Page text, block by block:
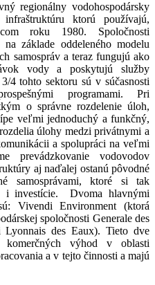
regionálny vodohospodársky
ktorú používajú,
roku 1980. Spoločnosti
základe oddeleného modelu
samospráv a teraz fungujú ako
vody a poskytujú služby
4 tohto sektoru sú v súčasnosti
programami. Pri
o správne rozdelenie úloh,
veľmi jednoduchý a funkčný,
úlohy medzi privátnymi a
a spolupráci na veľmi
prevádzkovanie vodovodov
aj naďalej ostanú pôvodné
samosprávami, ktoré si tak
i investície. Dvoma hlavnými
Vivendi Environment (ktorá
spoločnosti Generale des
Lyonnais des Eaux). Tieto dve
komerčných výhod v oblasti
a v tejto činnosti a majú